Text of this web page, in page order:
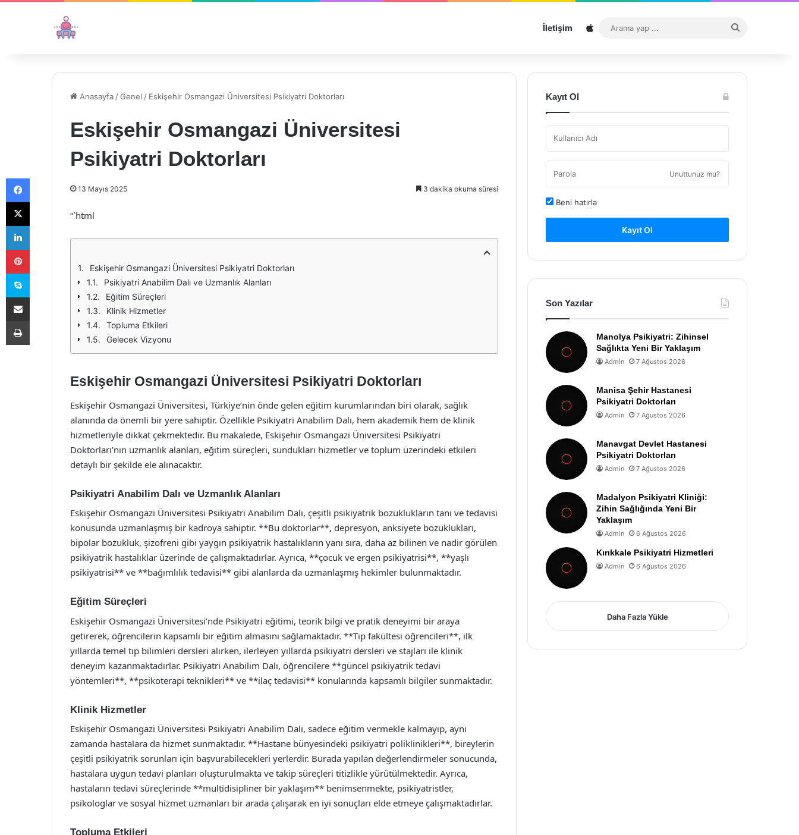
İletişim Sitemap
...
Anasayfa /Genel / Eskişehir Osmangazi Üniversitesi Psikiyatri Doktorları
Eskişehir Osmangazi Üniversitesi
Psikiyatri Doktorları
13 Mayıs 2025 3 dakika okuma süresi
“`html
Eskişehir Osmangazi Üniversitesi Psikiyatri Doktorları
Psikiyatri Anabilim Dalı ve Uzmanlık Alanları
Eğitim Süreçleri
Klinik Hizmetler
Topluma Etkileri
Gelecek Vizyonu
Eskişehir Osmangazi Üniversitesi Psikiyatri Doktorları
Eskişehir Osmangazi Üniversitesi, Türkiye’nin önde gelen eğitim kurumlarından biri olarak, sağlık
alanında da önemli bir yere sahiptir. Özellikle Psikiyatri Anabilim Dalı, hem akademik hem de klinik
hizmetleriyle dikkat çekmektedir. Bu makalede, Eskişehir Osmangazi Üniversitesi Psikiyatri
Doktorları’nın uzmanlık alanları, eğitim süreçleri, sundukları hizmetler ve toplum üzerindeki etkileri
detaylı bir şekilde ele alınacaktır.
Psikiyatri Anabilim Dalı ve Uzmanlık Alanları
Eskişehir Osmangazi Üniversitesi Psikiyatri Anabilim Dalı, çeşitli psikiyatrik bozuklukların tanı ve tedavisi
konusunda uzmanlaşmış bir kadroya sahiptir. **Bu doktorlar**, depresyon, anksiyete bozuklukları,
bipolar bozukluk, şizofreni gibi yaygın psikiyatrik hastalıkların yanı sıra, daha az bilinen ve nadir görülen
psikiyatrik hastalıklar üzerinde de çalışmaktadırlar. Ayrıca, **çocuk ve ergen psikiyatrisi**, **yaşlı
psikiyatrisi** ve **bağımlılık tedavisi** gibi alanlarda da uzmanlaşmış hekimler bulunmaktadır.
Eğitim Süreçleri
Eskişehir Osmangazi Üniversitesi’nde Psikiyatri eğitimi, teorik bilgi ve pratik deneyimi bir araya
getirerek, öğrencilerin kapsamlı bir eğitim almasını sağlamaktadır. **Tıp fakültesi öğrencileri**, ilk
yıllarda temel tıp bilimleri dersleri alırken, ilerleyen yıllarda psikiyatri dersleri ve stajları ile klinik
deneyim kazanmaktadırlar. Psikiyatri Anabilim Dalı, öğrencilere **güncel psikiyatrik tedavi
yöntemleri**, **psikoterapi teknikleri** ve **ilaç tedavisi** konularında kapsamlı bilgiler sunmaktadır.
Klinik Hizmetler
Eskişehir Osmangazi Üniversitesi Psikiyatri Anabilim Dalı, sadece eğitim vermekle kalmayıp, aynı
zamanda hastalara da hizmet sunmaktadır. **Hastane bünyesindeki psikiyatri poliklinikleri**, bireylerin
çeşitli psikiyatrik sorunları için başvurabilecekleri yerlerdir. Burada yapılan değerlendirmeler sonucunda,
hastalara uygun tedavi planları oluşturulmakta ve takip süreçleri titizlikle yürütülmektedir. Ayrıca,
hastaların tedavi süreçlerinde **multidisipliner bir yaklaşım** benimsenmekte, psikiyatristler,
psikologlar ve sosyal hizmet uzmanları bir arada çalışarak en iyi sonuçları elde etmeye çalışmaktadırlar.
Topluma Etkileri
Kayıt Ol
Unuttunuz mu?
Beni hatırla
Kayıt Ol
Son Yazılar
Manolya Psikiyatri: Zihinsel
Sağlıkta Yeni Bir Yaklaşım
Admin 7 Ağustos 2026
Manisa Şehir Hastanesi
Psikiyatri Doktorları
Admin 7 Ağustos 2026
Manavgat Devlet Hastanesi
Psikiyatri Doktorları
Admin 7 Ağustos 2026
Madalyon Psikiyatri Kliniği:
Zihin Sağlığında Yeni Bir
Yaklaşım
Admin 6 Ağustos 2026
Kırıkkale Psikiyatri Hizmetleri
Admin 6 Ağustos 2026
Daha Fazla Yükle
Facebook
X
LinkedIn
Pinterest
Skype
E-Posta ile paylaş